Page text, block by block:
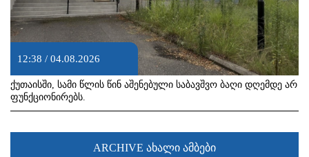
12:38 / 04.08.2026
ქუთაისში, სამი წლის წინ აშენებული საბავშვო ბაღი დღემდე არ
ფუნქციონირებს.
ARCHIVE ახალი ამბები